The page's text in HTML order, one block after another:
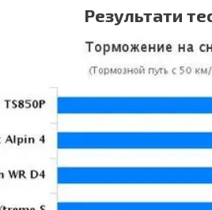
Результати